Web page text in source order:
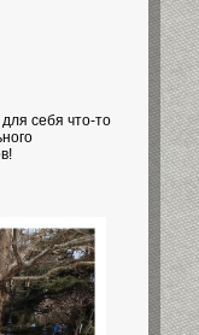
себя что-то